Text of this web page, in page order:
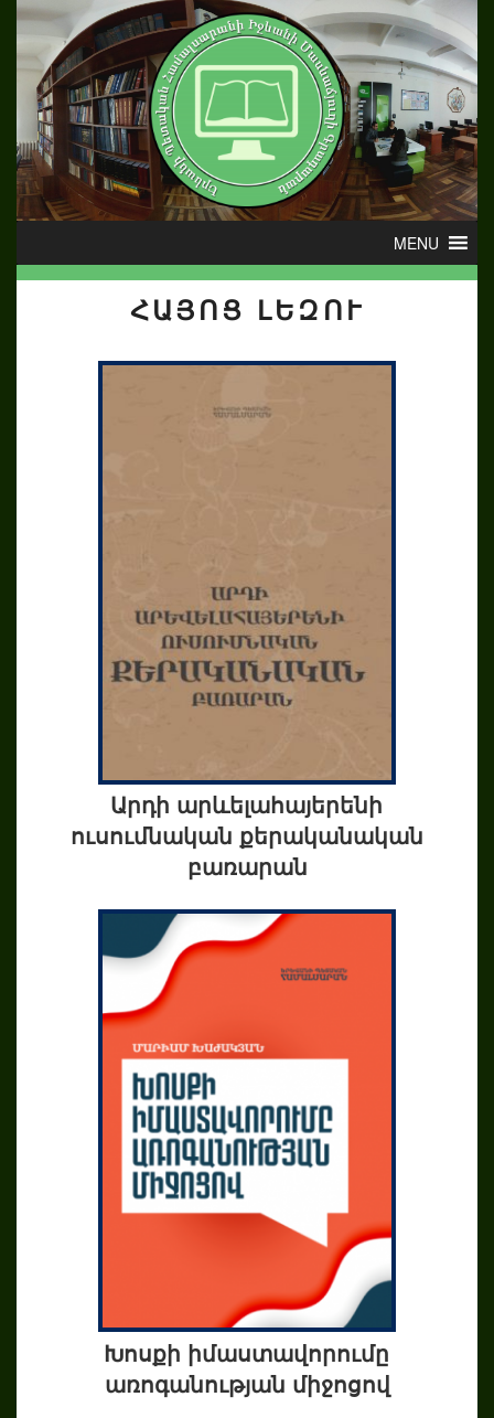
ՀԱՅՈՑ ԼԵԶՈՒ
Արդի արևելահայերենի
ուսումնական քերականական
բառարան
Խոսքի իմաստավորումը
առոգանության միջոցով